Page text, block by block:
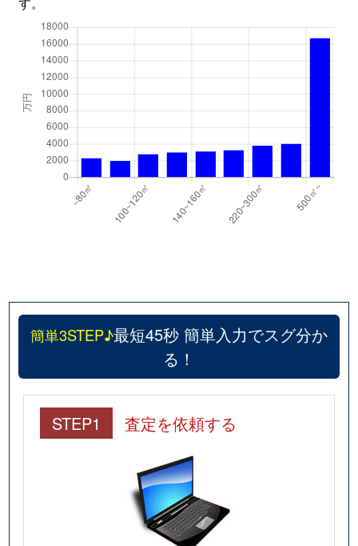
簡単3STEP♪最短45秒 簡単入力でスグ分か
る！
STEP1 査定を依頼する